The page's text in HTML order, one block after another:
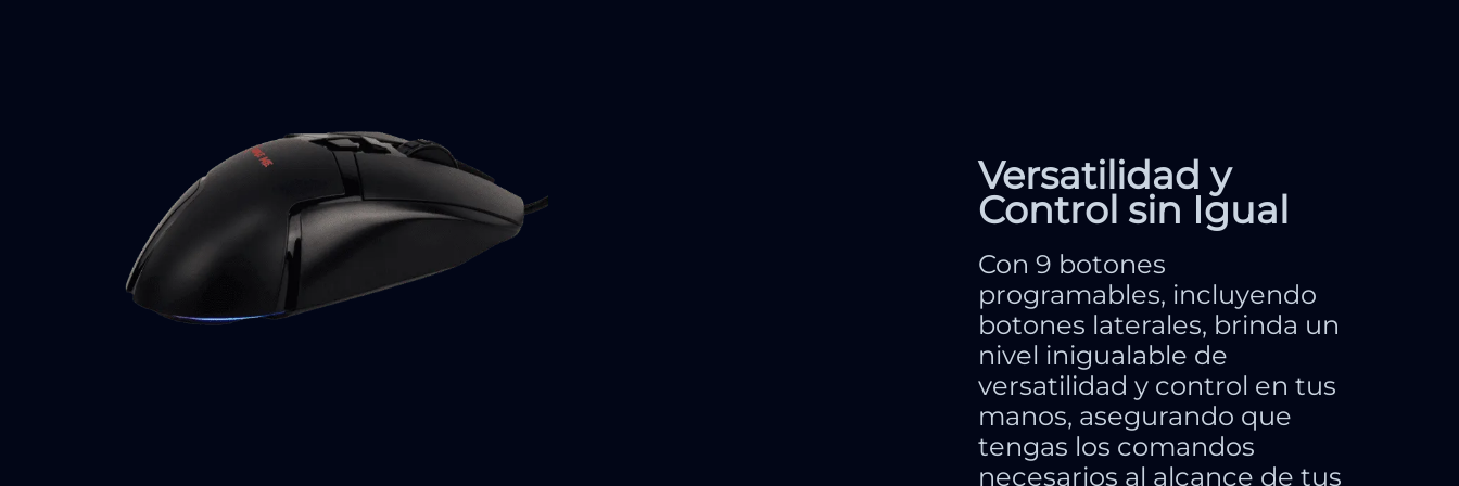
Versatilidad y
Control sin Igual
Con 9 botones
programables, incluyendo
botones laterales, brinda un
nivel inigualable de
versatilidad y control en tus
manos, asegurando que
tengas los comandos
necesarios al alcance de tus